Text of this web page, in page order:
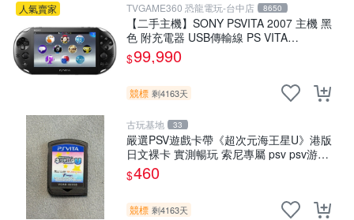
人氣賣家 TVGAME360 恐龍電玩-台中店 8650
【二手主機】SONY PSVITA 2007 主機 黑
色 附充電器 USB傳輸線 PS VITA
PSV【台中恐龍電玩】
$99,990
競標 剩4163天
古玩基地 33
嚴選PSV遊戲卡帶《超次元海王星U》港版
日文裸卡 實測暢玩 索尼專屬 psv psv游戲
psv游戲卡帶
$460
競標 剩4163天